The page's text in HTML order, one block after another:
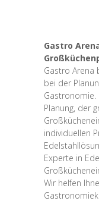
Gastro
Gastro Arena
bei der
Gastronomie.
Planung, der
individuellen
Experte in
Wir helfen